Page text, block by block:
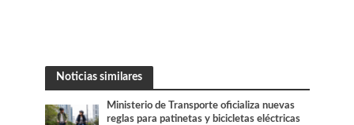
Noticias similares
Ministerio de Transporte oficializa nuevas
reglas para patinetas y bicicletas eléctricas